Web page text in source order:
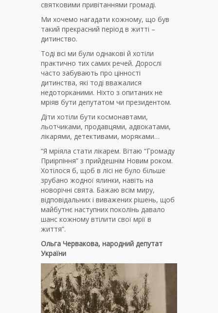
святковими привітаннями громаді.
Ми хочемо нагадати кожному, що був
такий прекрасний період в житті –
дитинство.
Тоді всі ми були однакові й хотіли
практично тих самих речей. Дорослі
часто забувають про цінності
дитинства, які тоді вважалися
недоторканими. Ніхто з опитаних не
мріяв бути депутатом чи президентом.
Діти хотіли бути космонавтами,
льотчиками, продавцями, адвокатами,
лікарями, детективами, моряками…
“Я мріяла стати лікарем. Вітаю “Громаду
Приірпіння” з прийдешнім Новим роком.
Хотілося б, щоб в лісі не було більше
зрубано жодної ялинки, навіть на
новорічні свята. Бажаю всім миру,
відповідальних і виважених рішень, щоб
майбутнє наступних поколінь давало
шанс кожному втілити свої мрії в
життя”.
Ольга Червакова, народний депутат
України